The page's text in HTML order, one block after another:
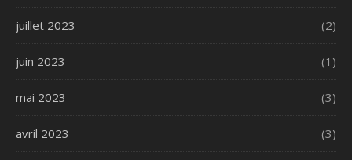
juillet 2023 (2)
juin 2023 (1)
mai 2023 (3)
avril 2023 (3)